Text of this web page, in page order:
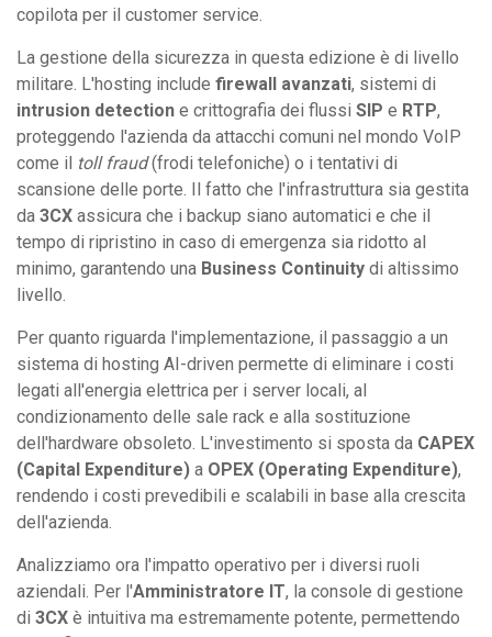
copilota per il customer service.
La gestione della sicurezza in questa edizione è di livello
militare. L'hosting include firewall avanzati, sistemi di
intrusion detection e crittografia dei flussi SIP e RTP,
proteggendo l'azienda da attacchi comuni nel mondo VoIP
come il toll fraud(frodi telefoniche) o i tentativi di
scansione delle porte. Il fatto che l'infrastruttura sia gestita
da 3CX assicura che i backup siano automatici e che il
tempo di ripristino in caso di emergenza sia ridotto al
minimo, garantendo una Business Continuity di altissimo
livello.
Per quanto riguarda l'implementazione, il passaggio a un
sistema di hosting AI-driven permette di eliminare i costi
legati all'energia elettrica per i server locali, al
condizionamento delle sale rack e alla sostituzione
dell'hardware obsoleto. L'investimento si sposta da CAPEX
(Capital Expenditure) a OPEX (Operating Expenditure),
rendendo i costi prevedibili e scalabili in base alla crescita
dell'azienda.
Analizziamo ora l'impatto operativo per i diversi ruoli
aziendali. Per l'Amministratore IT, la console di gestione
di 3CX è intuitiva ma estremamente potente, permettendo